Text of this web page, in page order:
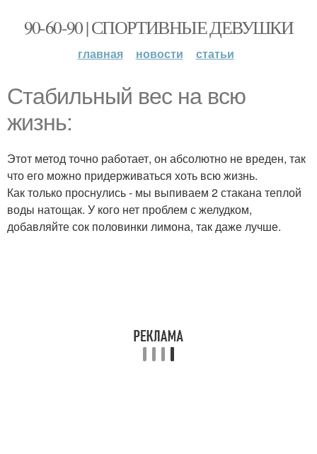
90-60-90 | СПОРТИВНЫЕ ДЕВУШКИ
главная новости статьи
Стабильный вес на всю
жизнь:
Этот метод точно работает, он абсолютно не вреден, так
что его можно придерживаться хоть всю жизнь.
Как только проснулись - мы выпиваем 2 стакана теплой
воды натощак. У кого нет проблем с желудком,
добавляйте сок половинки лимона, так даже лучше.